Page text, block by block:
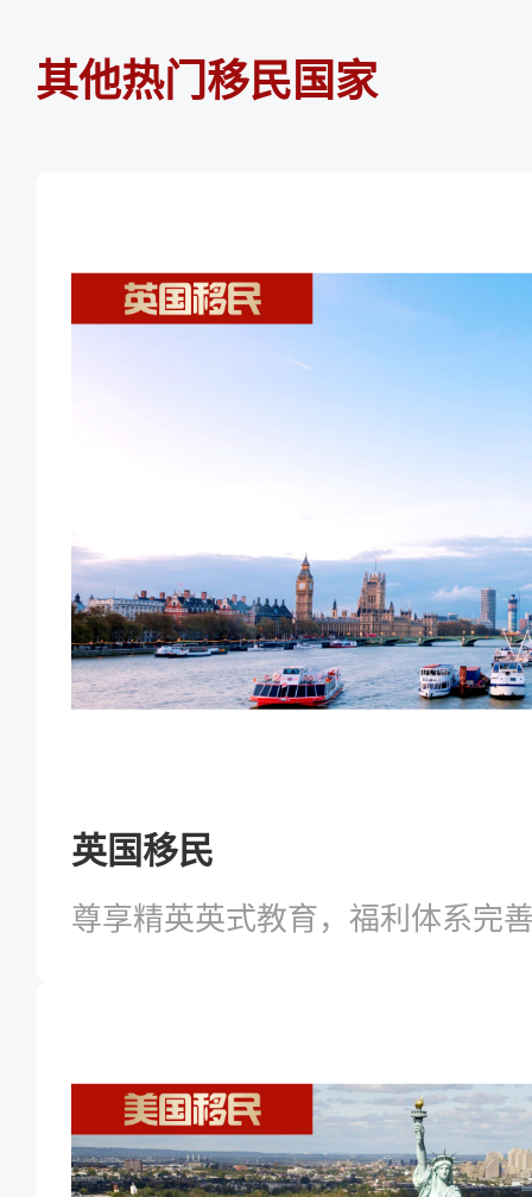
其他热门移民国家
英国移民
尊享精英英式教育，福利体系完